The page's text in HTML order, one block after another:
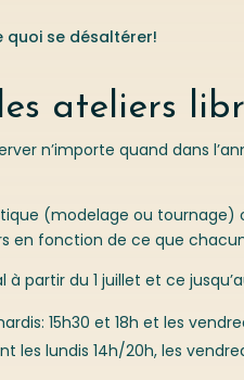
quoi se désaltérer!
ateliers
n’importe quand dans
(modelage ou tournage)
en fonction de ce que
partir du 1 juillet et ce
15h30 et 18h et les
les lundis 14h/20h, les